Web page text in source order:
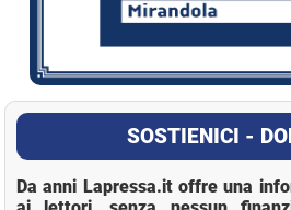
SOSTIENICI -
Da anni Lapressa.it offre una